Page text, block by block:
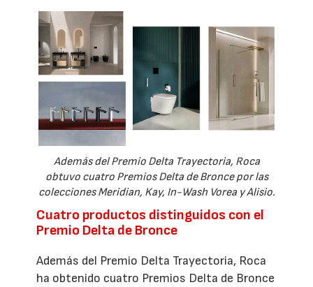
Además del Premio Delta Trayectoria, Roca
obtuvo cuatro Premios Delta de Bronce por las
colecciones Meridian, Kay, In-Wash Vorea y Alisio.
Cuatro productos distinguidos con el
Premio Delta de Bronce
Además del Premio Delta Trayectoria, Roca
ha obtenido cuatro Premios Delta de Bronce